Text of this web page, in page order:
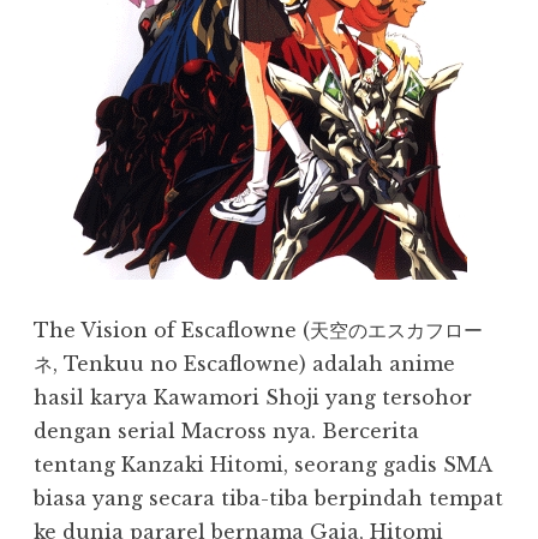
The Vision of Escaflowne (天空のエスカフロー
ネ, Tenkuu no Escaflowne) adalah anime
hasil karya Kawamori Shoji yang tersohor
dengan serial Macross nya. Bercerita
tentang Kanzaki Hitomi, seorang gadis SMA
biasa yang secara tiba-tiba berpindah tempat
ke dunia pararel bernama Gaia, Hitomi